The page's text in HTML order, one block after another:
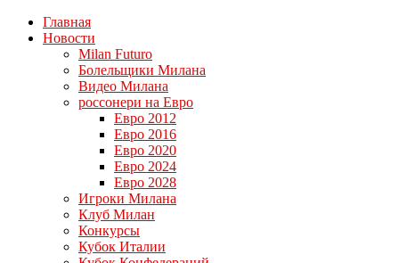
Главная
Новости
Milan Futuro
Болельщики Милана
Видео Милана
россонери на Евро
Евро 2012
Евро 2016
Евро 2020
Евро 2024
Евро 2028
Игроки Милана
Клуб Милан
Конкурсы
Кубок Италии